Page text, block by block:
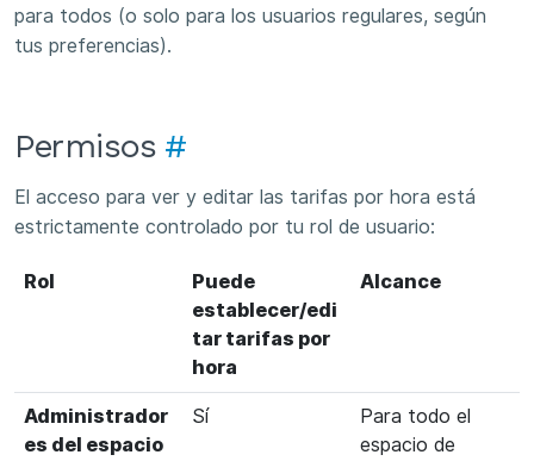
para todos (o solo para los usuarios regulares, según
tus preferencias).
Permisos #
El acceso para ver y editar las tarifas por hora está
estrictamente controlado por tu rol de usuario:
Rol
Puede
establecer/edi
tar tarifas por
hora
Alcance
Administrador
es del espacio
Sí
Para todo el
espacio de